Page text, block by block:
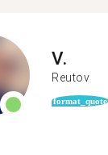
V.
Reutov
format_quote